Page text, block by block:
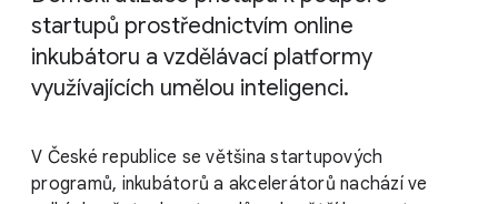
startupů prostřednictvím online
inkubátoru a vzdělávací platformy
využívajících umělou inteligenci.
V České republice se většina startupových
programů, inkubátorů a akcelerátorů nachází ve